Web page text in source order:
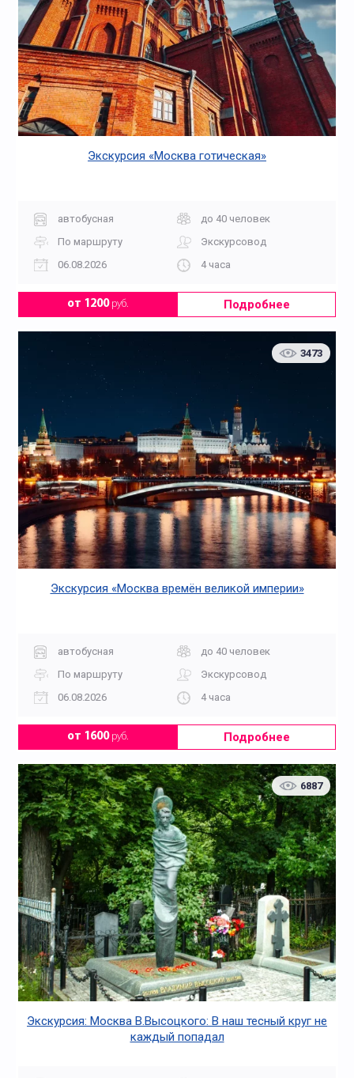
Экскурсия «Москва готическая»
автобусная
до 40 человек
По маршруту
Экскурсовод
06.08.2026
4 часа
от 1200руб. Подробнее
3473
Экскурсия «Москва времён великой империи»
автобусная
до 40 человек
По маршруту
Экскурсовод
06.08.2026
4 часа
от 1600руб. Подробнее
6887
Экскурсия: Москва В.Высоцкого: В наш тесный круг не
каждый попадал